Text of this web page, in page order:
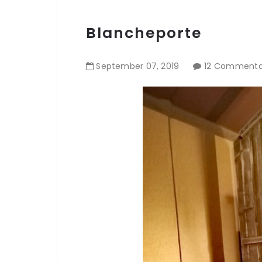
Blancheporte
September 07,2019 12